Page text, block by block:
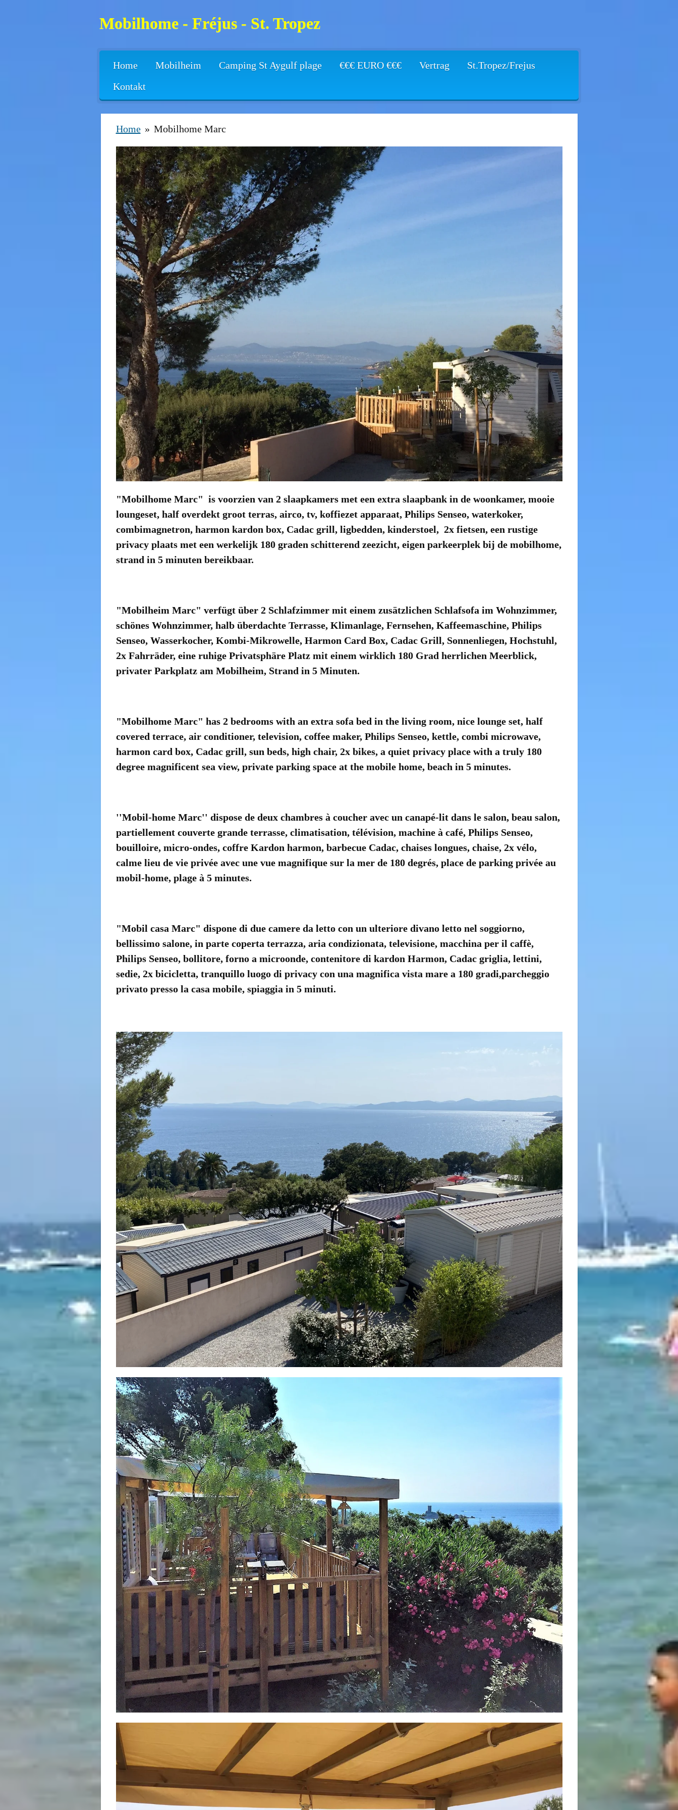
Mobilhome - Fréjus - St. Tropez
Home Mobilheim Camping St Aygulf plage €€€ EURO €€€ Vertrag
St.Tropez/Frejus
Kontakt
Home » Mobilhome Marc
"Mobilhome Marc" is voorzien van 2 slaapkamers met een extra slaapbank in de woonkamer, mooie
loungeset, half overdekt groot terras, airco, tv, koffiezet apparaat, Philips Senseo, waterkoker,
combimagnetron, harmon kardon box, Cadac grill, ligbedden, kinderstoel, 2x fietsen, een rustige
privacy plaats met een werkelijk 180 graden schitterend zeezicht, eigen parkeerplek bij de mobilhome,
strand in 5 minuten bereikbaar.
"Mobilheim Marc" verfügt über 2 Schlafzimmer mit einem zusätzlichen Schlafsofa im Wohnzimmer,
schönes Wohnzimmer, halb überdachte Terrasse, Klimanlage, Fernsehen, Kaffeemaschine, Philips
Senseo, Wasserkocher, Kombi-Mikrowelle, Harmon Card Box, Cadac Grill, Sonnenliegen, Hochstuhl,
2x Fahrräder, eine ruhige Privatsphäre Platz mit einem wirklich 180 Grad herrlichen Meerblick,
privater Parkplatz am Mobilheim, Strand in 5 Minuten.
"Mobilhome Marc" has 2 bedrooms with an extra sofa bed in the living room, nice lounge set, half
covered terrace, air conditioner, television, coffee maker, Philips Senseo, kettle, combi microwave,
harmon card box, Cadac grill, sun beds, high chair, 2x bikes, a quiet privacy place with a truly 180
degree magnificent sea view, private parking space at the mobile home, beach in 5 minutes.
''Mobil-home Marc'' dispose de deux chambres à coucher avec un canapé-lit dans le salon, beau salon,
partiellement couverte grande terrasse, climatisation, télévision, machine à café, Philips Senseo,
bouilloire, micro-ondes, coffre Kardon harmon, barbecue Cadac, chaises longues, chaise, 2x vélo,
calme lieu de vie privée avec une vue magnifique sur la mer de 180 degrés, place de parking privée au
mobil-home, plage à 5 minutes.
"Mobil casa Marc" dispone di due camere da letto con un ulteriore divano letto nel soggiorno,
bellissimo salone, in parte coperta terrazza, aria condizionata, televisione, macchina per il caffè,
Philips Senseo, bollitore, forno a microonde, contenitore di kardon Harmon, Cadac griglia, lettini,
sedie, 2x bicicletta, tranquillo luogo di privacy con una magnifica vista mare a 180 gradi,parcheggio
privato presso la casa mobile, spiaggia in 5 minuti.